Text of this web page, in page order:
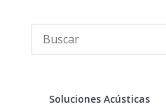
Soluciones Acústicas